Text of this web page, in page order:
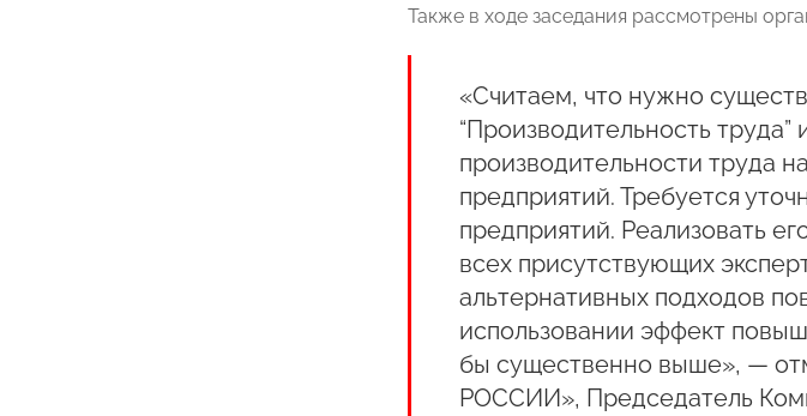
Также в ходе заседания рассмотрены
«Считаем, что нужно
“Производительность
производительности труда
предприятий. Требуется
предприятий. Реализовать
всех присутствующих
альтернативных подходов
использовании эффект
бы существенно выше», —
РОССИИ», Председатель